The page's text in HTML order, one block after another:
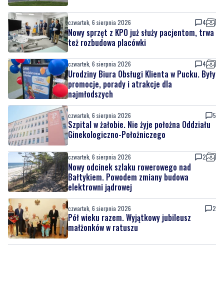
czwartek, 6 sierpnia 2026 4
Nowy sprzęt z KPO już służy pacjentom, trwa
też rozbudowa placówki
czwartek, 6 sierpnia 2026 4
Urodziny Biura Obsługi Klienta w Pucku. Były
promocje, porady i atrakcje dla
najmłodszych
czwartek, 6 sierpnia 2026 5
Szpital w żałobie. Nie żyje położna Oddziału
Ginekologiczno-Położniczego
czwartek, 6 sierpnia 2026 2
Nowy odcinek szlaku rowerowego nad
Bałtykiem. Powodem zmiany budowa
elektrowni jądrowej
czwartek, 6 sierpnia 2026 2
Pół wieku razem. Wyjątkowy jubileusz
małżonków w ratuszu